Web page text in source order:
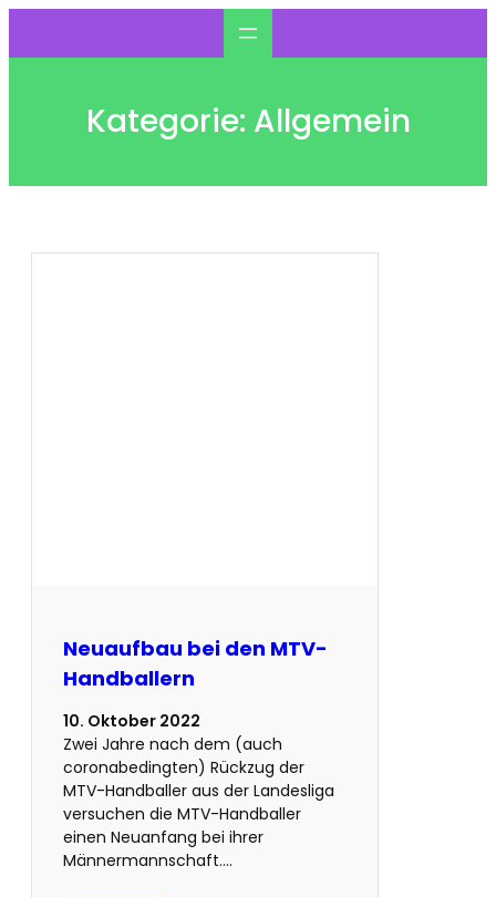
Kategorie: Allgemein
Neuaufbau bei den MTV-
Handballern
10. Oktober 2022
Zwei Jahre nach dem (auch
coronabedingten) Rückzug der
MTV-Handballer aus der Landesliga
versuchen die MTV-Handballer
einen Neuanfang bei ihrer
Männermannschaft.…